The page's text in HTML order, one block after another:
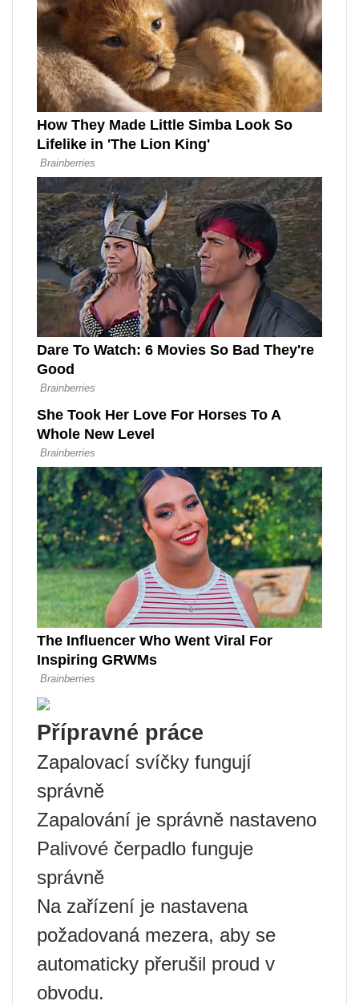
Přípravné práce
Zapalovací svíčky fungují
správně
Zapalování je správně nastaveno
Palivové čerpadlo funguje
správně
Na zařízení je nastavena
požadovaná mezera, aby se
automaticky přerušil proud v
obvodu.